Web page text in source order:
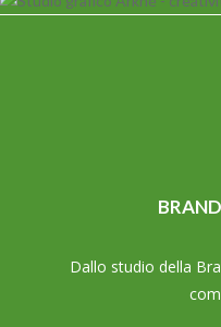
Dallo studio della